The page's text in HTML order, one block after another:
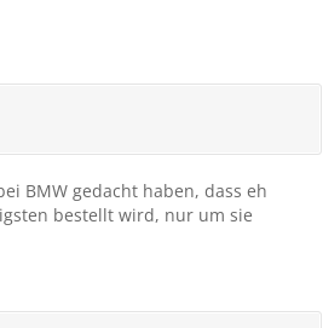
BMW gedacht haben, dass eh
bestellt wird, nur um sie